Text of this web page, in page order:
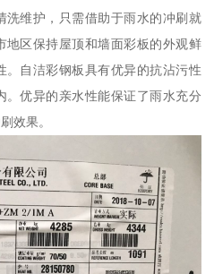
洗维护，只需借助于雨水的冲刷就
地区保持屋顶和墙面彩板的外观鲜
。自洁彩钢板具有优异的抗沾污性
。优异的亲水性能保证了雨水充分
效果。